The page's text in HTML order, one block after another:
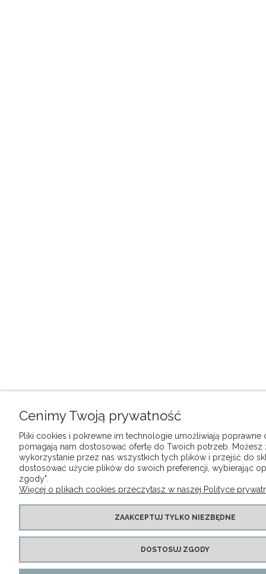
Cenimy Twoją prywatność
Pliki cookies i pokrewne im technologie umożliwiają poprawne
pomagają nam dostosować ofertę do Twoich potrzeb. Możesz
wykorzystanie przez nas wszystkich tych plików i przejść do
dostosować użycie plików do swoich preferencji, wybierając
zgody".
Więcej o plikach cookies przeczytasz w naszej Polityce
ZAAKCEPTUJ TYLKO NIEZBĘDNE
DOSTOSUJ ZGODY